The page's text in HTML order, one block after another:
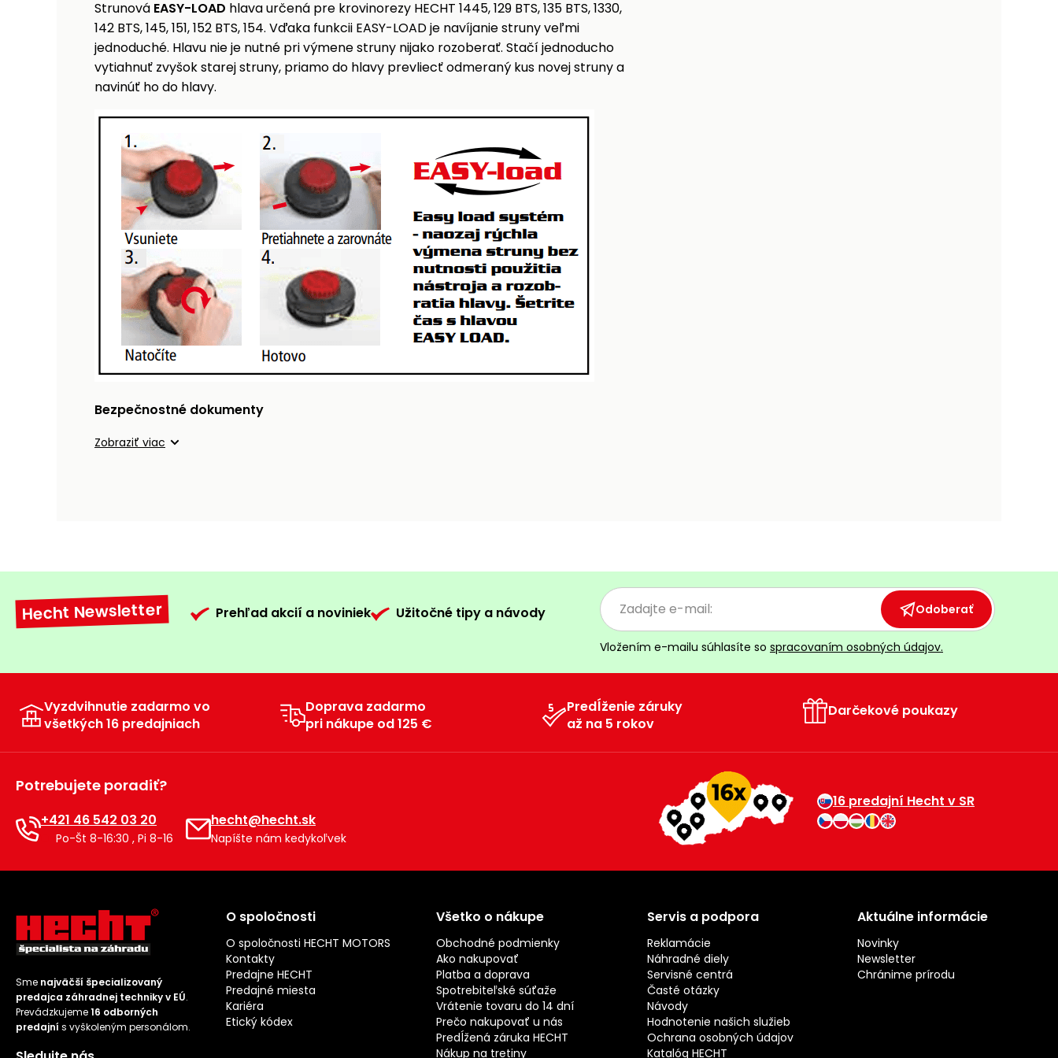
Strunová EASY-LOAD hlava určená pre krovinorezy HECHT 1445, 129 BTS, 135 BTS, 1330,
142 BTS, 145, 151, 152 BTS, 154. Vďaka funkcii EASY-LOAD je navíjanie struny veľmi
jednoduché. Hlavu nie je nutné pri výmene struny nijako rozoberať. Stačí jednoducho
vytiahnuť zvyšok starej struny, priamo do hlavy prevliecť odmeraný kus novej struny a
navinúť ho do hlavy.
Bezpečnostné dokumenty
Zobraziť viac
Hecht Newsletter Prehľad akcií a noviniek Užitočné tipy a návody Odoberať
Vložením e-mailu súhlasíte so spracovaním osobných údajov.
Vyzdvihnutie zadarmo vo
všetkých 16 predajniach
Doprava zadarmo
pri nákupe od 125 €
Predĺženie záruky
až na 5 rokov
Darčekové poukazy
Potrebujete poradiť?
+421 46 542 03 20
Po-Št 8-16:30 , Pi 8-16
hecht@hecht.sk
Napíšte nám kedykoľvek
16 predajní Hecht v SR
Sme najväčší špecializovaný
predajca záhradnej techniky v EÚ.
Prevádzkujeme16 odborných
predajní s vyškoleným personálom.
O spoločnosti
O spoločnosti HECHT MOTORS
Kontakty
Predajne HECHT
Predajné miesta
Kariéra
Etický kódex
Všetko o nákupe
Obchodné podmienky
Ako nakupovať
Platba a doprava
Spotrebiteľské súťaže
Vrátenie tovaru do 14 dní
Prečo nakupovať u nás
Predĺžená záruka HECHT
Nákup na tretiny
Servis a podpora
Reklamácie
Náhradné diely
Servisné centrá
Časté otázky
Návody
Hodnotenie našich služieb
Ochrana osobných údajov
Katalóg HECHT
Aktuálne informácie
Novinky
Newsletter
Chránime prírodu